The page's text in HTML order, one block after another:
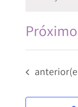
laEventos